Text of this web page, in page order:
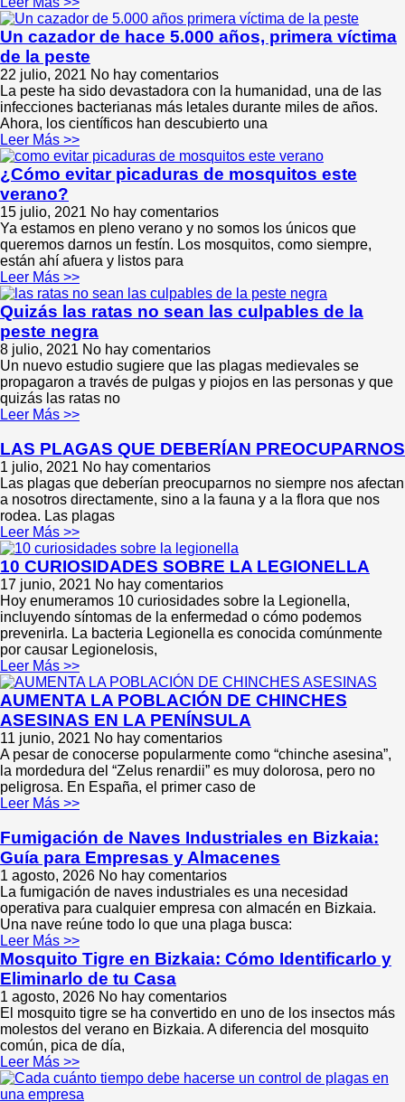
Un cazador de hace 5.000 años, primera víctima
de la peste
22 julio, 2021 No hay comentarios
La peste ha sido devastadora con la humanidad, una de las
infecciones bacterianas más letales durante miles de años.
Ahora, los científicos han descubierto una
Leer Más >>
¿Cómo evitar picaduras de mosquitos este
verano?
15 julio, 2021 No hay comentarios
Ya estamos en pleno verano y no somos los únicos que
queremos darnos un festín. Los mosquitos, como siempre,
están ahí afuera y listos para
Leer Más >>
Quizás las ratas no sean las culpables de la
peste negra
8 julio, 2021 No hay comentarios
Un nuevo estudio sugiere que las plagas medievales se
propagaron a través de pulgas y piojos en las personas y que
quizás las ratas no
Leer Más >>
LAS PLAGAS QUE DEBERÍAN PREOCUPARNOS
1 julio, 2021 No hay comentarios
Las plagas que deberían preocuparnos no siempre nos afectan
a nosotros directamente, sino a la fauna y a la flora que nos
rodea. Las plagas
Leer Más >>
10 CURIOSIDADES SOBRE LA LEGIONELLA
17 junio, 2021 No hay comentarios
Hoy enumeramos 10 curiosidades sobre la Legionella,
incluyendo síntomas de la enfermedad o cómo podemos
prevenirla. La bacteria Legionella es conocida comúnmente
por causar Legionelosis,
Leer Más >>
AUMENTA LA POBLACIÓN DE CHINCHES
ASESINAS EN LA PENÍNSULA
11 junio, 2021 No hay comentarios
A pesar de conocerse popularmente como “chinche asesina”,
la mordedura del “Zelus renardii” es muy dolorosa, pero no
peligrosa. En España, el primer caso de
Leer Más >>
Fumigación de Naves Industriales en Bizkaia:
Guía para Empresas y Almacenes
1 agosto, 2026 No hay comentarios
La fumigación de naves industriales es una necesidad
operativa para cualquier empresa con almacén en Bizkaia.
Una nave reúne todo lo que una plaga busca:
Leer Más >>
Mosquito Tigre en Bizkaia: Cómo Identificarlo y
Eliminarlo de tu Casa
1 agosto, 2026 No hay comentarios
El mosquito tigre se ha convertido en uno de los insectos más
molestos del verano en Bizkaia. A diferencia del mosquito
común, pica de día,
Leer Más >>